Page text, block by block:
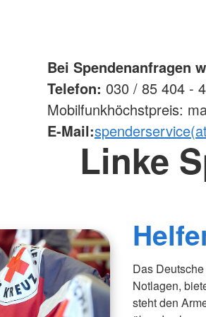
Bei Spendenanfragen
Telefon: 030 / 85 404 -
Mobilfunkhöchstpreis:
E-Mail:
Linke
Das
Notlagen,
steht den